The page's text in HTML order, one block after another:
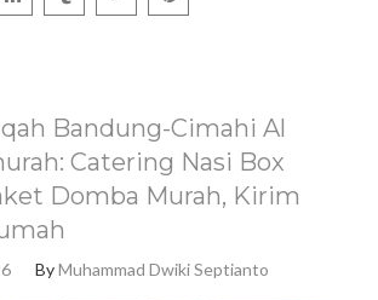
Bandung-Cimahi Al
Catering Nasi Box
Domba Murah, Kirim
ByMuhammad Dwiki Septianto